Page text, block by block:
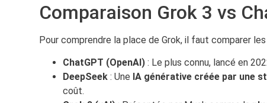
Comparaison Grok 3 vs
Pour comprendre la place de Grok, il faut comparer les
ChatGPT (OpenAI) : Le plus connu, lancé en
DeepSeek : Une IA générative créée par une
coût.